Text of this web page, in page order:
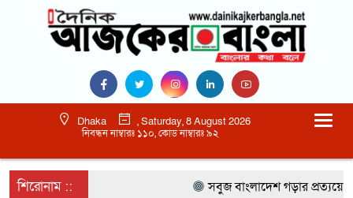
Dhaka
, Saturday, 8 August 2026
নিবন্ধন নাম্বারঃ ১১০, কোড নাম্বারঃ ৯২
শিরোনাম :: সবুজ বাংলাদেশ গড়ার প্রত্যয়ে